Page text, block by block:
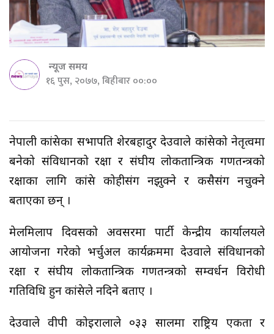
न्यूज समय
१६ पुस, २०७७, बिहीबार ००:००
नेपाली कांग्रेसका सभापति शेरबहादुर देउवाले कांग्रेसको नेतृत्वमा
बनेको संविधानको रक्षा र संघीय लोकतान्त्रिक गणतन्त्रको
रक्षाका लागि कांग्रेस कोहीसंग नझुक्ने र कसैसंग नचुक्ने
बताएका छन् ।
मेलमिलाप दिवसको अवसरमा पार्टी केन्द्रीय कार्यालयले
आयोजना गरेको भर्चुअल कार्यक्रममा देउवाले संविधानको
रक्षा र संघीय लोकतान्त्रिक गणतन्त्रको सम्वर्धन विरोधी
गतिविधि हुन कांग्रेसले नदिने बताए ।
देउवाले वीपी कोइरालाले ०३३ सालमा राष्ट्रिय एकता र